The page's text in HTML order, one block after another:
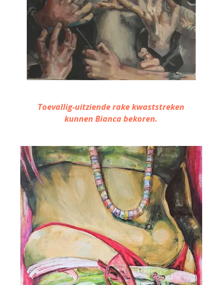
Toevallig-uitziende rake kwaststreken
kunnen Bianca bekoren.